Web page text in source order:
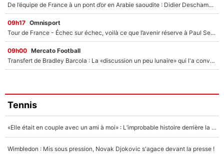
De l’équipe de France à un pont d’or en Arabie saoudite : Didier Deschamps a donné sa réponse !
09h17 Omnisport
Tour de France - Échec sur échec, voilà ce que l’avenir réserve à Paul Seixas : «Tant qu’il y aura un Pogacar comme celui-là...»
09h00 Mercato Football
Transfert de Bradley Barcola : La «discussion un peu lunaire» qui l'a convaincu de quitter le PSG, son entourage est pointé du doigt
Tennis
«Elle était en couple avec un ami à moi» : L’improbable histoire derrière la «seule relation longue» de Novak Djokovic
Wimbledon : Mis sous pression, Novak Djokovic s'agace devant la presse !